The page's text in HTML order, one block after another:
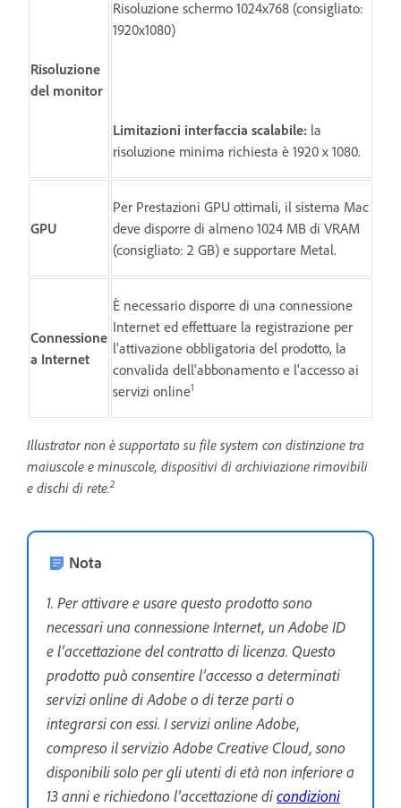
Risoluzione
del monitor
Risoluzione schermo 1024x768 (consigliato:
1920x1080)
Limitazioni interfaccia scalabile: la
risoluzione minima richiesta è 1920 x 1080.
GPU
Per Prestazioni GPU ottimali, il sistema Mac
deve disporre di almeno 1024 MB di VRAM
(consigliato: 2 GB) e supportare Metal.
Connessione
a Internet
È necessario disporre di una connessione
Internet ed effettuare la registrazione per
l'attivazione obbligatoria del prodotto, la
convalida dell'abbonamento e l'accesso ai
servizi online1
Illustrator non è supportato su file system con distinzione tra
maiuscole e minuscole, dispositivi di archiviazione rimovibili
e dischi di rete.2
Nota
1. Per attivare e usare questo prodotto sono
necessari una connessione Internet, un Adobe ID
e l’accettazione del contratto di licenza. Questo
prodotto può consentire l’accesso a determinati
servizi online di Adobe o di terze parti o
integrarsi con essi. I servizi online Adobe,
compreso il servizio Adobe Creative Cloud, sono
disponibili solo per gli utenti di età non inferiore a
13 anni e richiedono l’accettazione dicondizioni